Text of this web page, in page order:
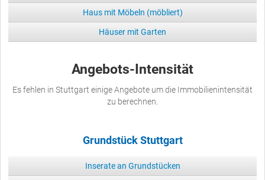
Haus mit Möbeln (möbliert)
Häuser mit Garten
Angebots-Intensität
Es fehlen in Stuttgart einige Angebote um die Immobilienintensität
zu berechnen.
Grundstück Stuttgart
Inserate an Grundstücken